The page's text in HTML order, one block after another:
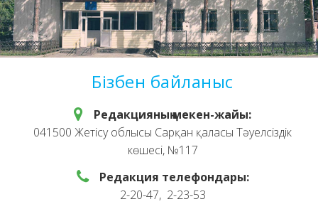
Бізбен байланыс
Редакцияның мекен-жайы:
041500 Жетісу облысы Сарқан қаласы Тәуелсіздік
көшесі, №117
Редакция телефондары:
2-20-47, 2-23-53